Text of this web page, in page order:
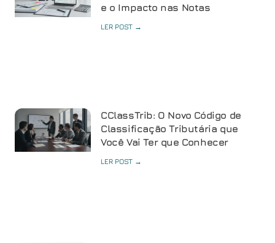
e o Impacto nas Notas
LER POST →
CClassTrib: O Novo Código de
Classificação Tributária que
Você Vai Ter que Conhecer
LER POST →